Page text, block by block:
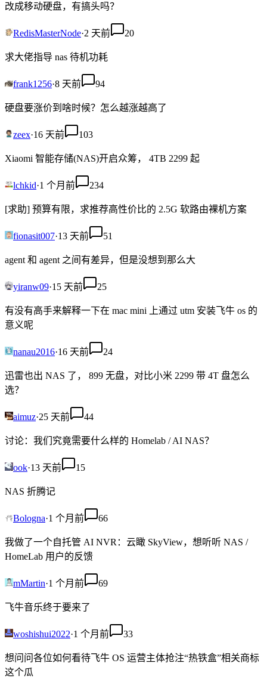
改成移动硬盘，有搞头吗？
RedisMasterNode·2 天前 20
求大佬指导 nas 待机功耗
frank1256·8 天前 94
硬盘要涨价到啥时候？怎么越涨越高了
zeex·16 天前 103
Xiaomi 智能存储(NAS)开启众筹， 4TB 2299 起
lchkid·1 个月前 234
[求助] 预算有限，求推荐高性价比的 2.5G 软路由裸机方案
fionasit007·13 天前 51
agent 和 agent 之间有差异，但是没想到那么大
yiranw09·15 天前 25
有没有高手来解释一下在 mac mini 上通过 utm 安装飞牛 os 的
意义呢
nanau2016·16 天前 24
迅雷也出 NAS 了， 899 无盘，对比小米 2299 带 4T 盘怎么
选？
aimuz·25 天前 44
讨论：我们究竟需要什么样的 Homelab / AI NAS？
ook·13 天前 15
NAS 折腾记
Bologna·1 个月前 66
我做了一个自托管 AI NVR：云瞰 SkyView，想听听 NAS /
HomeLab 用户的反馈
mMartin·1 个月前 69
飞牛音乐终于要来了
woshishui2022·1 个月前 33
想问问各位如何看待飞牛 OS 运营主体抢注“热铁盒”相关商标
这个瓜